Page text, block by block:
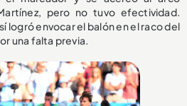
pero no tuvo efectividad.
logró envocar el balón en el raco del
una falta previa.